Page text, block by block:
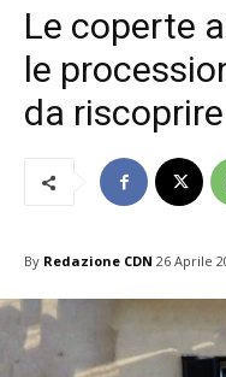
Le coperte
le
da riscoprire
By Redazione CDN 26 Aprile